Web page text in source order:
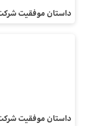
داستان موفقیت
داستان موفقیت